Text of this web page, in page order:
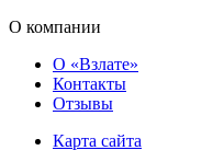
О компании
О «Взлате»
Контакты
Отзывы
Карта сайта